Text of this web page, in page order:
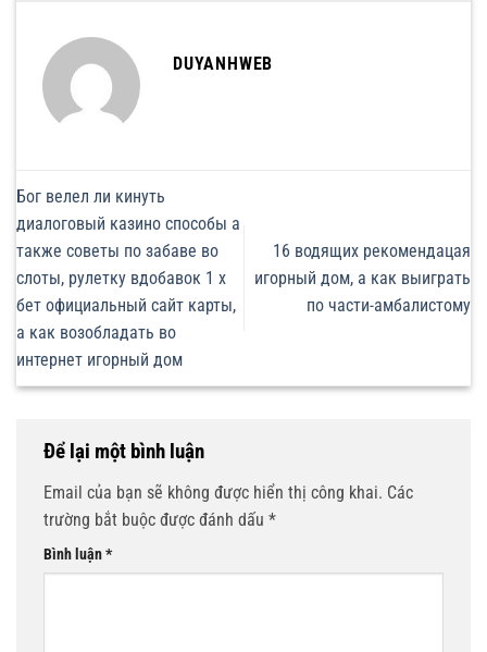
DUYANHWEB
Бог велел ли кинуть
диалоговый казино способы а
также советы по забаве во
слоты, рулетку вдобавок 1 x
бет официальный сайт карты,
а как возобладать во
интернет игорный дом
16 водящих рекомендацая
игорный дом, а как выиграть
по части-амбалистому
Để lại một bình luận
Email của bạn sẽ không được hiển thị công khai. Các
trường bắt buộc được đánh dấu *
Bình luận*